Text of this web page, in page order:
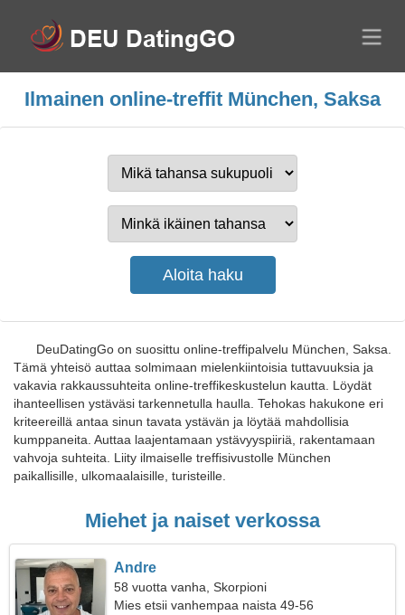
Ilmainen online-treffit München, Saksa
DeuDatingGo on suosittu online-treffipalvelu München, Saksa.
Tämä yhteisö auttaa solmimaan mielenkiintoisia tuttavuuksia ja
vakavia rakkaussuhteita online-treffikeskustelun kautta. Löydät
ihanteellisen ystäväsi tarkennetulla haulla. Tehokas hakukone eri
kriteereillä antaa sinun tavata ystävän ja löytää mahdollisia
kumppaneita. Auttaa laajentamaan ystävyyspiiriä, rakentamaan
vahvoja suhteita. Liity ilmaiselle treffisivustolle München
paikallisille, ulkomaalaisille, turisteille.
Miehet ja naiset verkossa
Andre
58 vuotta vanha, Skorpioni
Mies etsii vanhempaa naista 49-56